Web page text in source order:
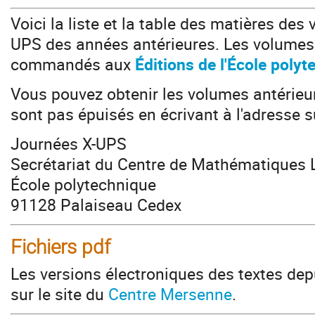
Voici la liste et la table des matières des
UPS des années antérieures. Les
commandés aux Éditions de l'École
Vous pouvez obtenir les volumes
sont pas épuisés en écrivant à l'adresse
Journées X-UPS
Secrétariat du Centre de Mathématiques
École polytechnique
91128 Palaiseau Cedex
Fichiers pdf
Les versions électroniques des textes
sur le site du Centre Mersenne.